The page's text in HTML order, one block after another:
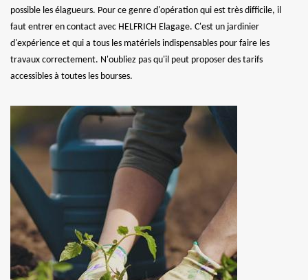
possible les élagueurs. Pour ce genre d'opération qui est très difficile, il
faut entrer en contact avec HELFRICH Elagage. C'est un jardinier
d'expérience et qui a tous les matériels indispensables pour faire les
travaux correctement. N'oubliez pas qu'il peut proposer des tarifs
accessibles à toutes les bourses.